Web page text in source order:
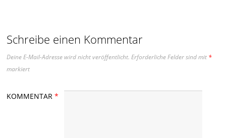
Schreibe einen Kommentar
Deine E-Mail-Adresse wird nicht veröffentlicht. Erforderliche Felder sind mit *
markiert
KOMMENTAR*